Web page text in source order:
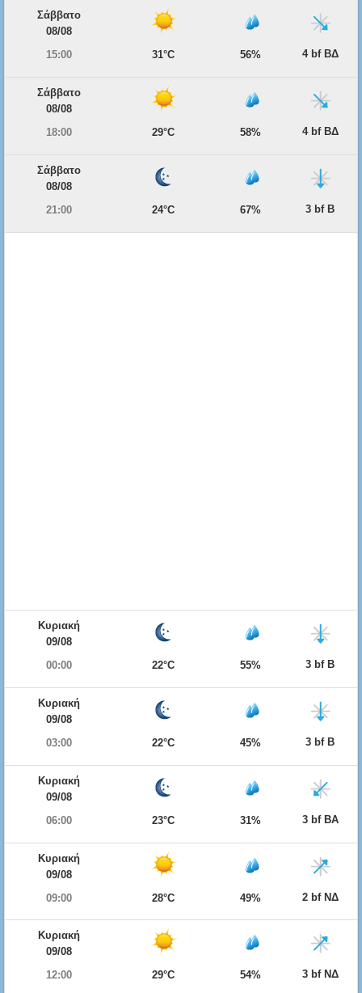
Σάββατο
08/08
15:00
31°C 56% 4 bf ΒΔ
Σάββατο
08/08
18:00
29°C 58% 4 bf ΒΔ
Σάββατο
08/08
21:00
24°C 67% 3 bf Β
Κυριακή
09/08
00:00
22°C 55% 3 bf Β
Κυριακή
09/08
03:00
22°C 45% 3 bf Β
Κυριακή
09/08
06:00
23°C 31% 3 bf ΒΑ
Κυριακή
09/08
09:00
28°C 49% 2 bf ΝΔ
Κυριακή
09/08
12:00
29°C 54% 3 bf ΝΔ